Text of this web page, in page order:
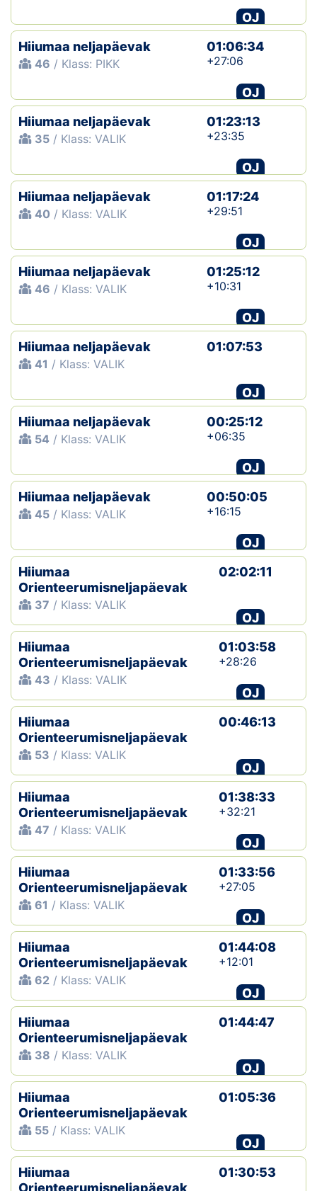
OJ
Hiiumaa neljapäevak
46 / Klass: PIKK
01:06:34
+27:06
OJ
Hiiumaa neljapäevak
35 / Klass: VALIK
01:23:13
+23:35
OJ
Hiiumaa neljapäevak
40 / Klass: VALIK
01:17:24
+29:51
OJ
Hiiumaa neljapäevak
46 / Klass: VALIK
01:25:12
+10:31
OJ
Hiiumaa neljapäevak
41 / Klass: VALIK
01:07:53
OJ
Hiiumaa neljapäevak
54 / Klass: VALIK
00:25:12
+06:35
OJ
Hiiumaa neljapäevak
45 / Klass: VALIK
00:50:05
+16:15
OJ
Hiiumaa
Orienteerumisneljapäevak
37 / Klass: VALIK
02:02:11
OJ
Hiiumaa
Orienteerumisneljapäevak
43 / Klass: VALIK
01:03:58
+28:26
OJ
Hiiumaa
Orienteerumisneljapäevak
53 / Klass: VALIK
00:46:13
OJ
Hiiumaa
Orienteerumisneljapäevak
47 / Klass: VALIK
01:38:33
+32:21
OJ
Hiiumaa
Orienteerumisneljapäevak
61 / Klass: VALIK
01:33:56
+27:05
OJ
Hiiumaa
Orienteerumisneljapäevak
62 / Klass: VALIK
01:44:08
+12:01
OJ
Hiiumaa
Orienteerumisneljapäevak
38 / Klass: VALIK
01:44:47
OJ
Hiiumaa
Orienteerumisneljapäevak
55 / Klass: VALIK
01:05:36
OJ
Hiiumaa
Orienteerumisneljapäevak
01:30:53